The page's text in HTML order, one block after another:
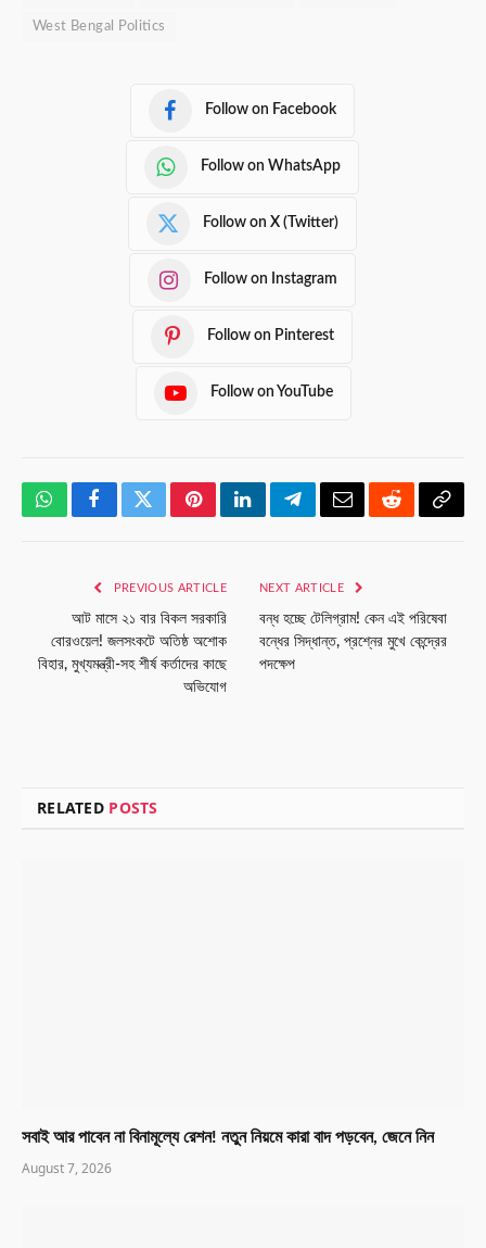
West Bengal Politics
Follow on Facebook
Follow on WhatsApp
Follow on X (Twitter)
Follow on Instagram
Follow on Pinterest
Follow on YouTube
WhatsAppFacebookTwitterPinterestLinkedInTelegramEmailRedditCopy
PREVIOUS ARTICLE
আট মাসে ২১ বার বিকল সরকারি
বোরওয়েল! জলসংকটে অতিষ্ঠ অশোক
বিহার, মুখ্যমন্ত্রী-সহ শীর্ষ কর্তাদের কাছে
অভিযোগ
NEXT ARTICLE
বন্ধ হচ্ছে টেলিগ্রাম! কেন এই পরিষেবা
বন্ধের সিদ্ধান্ত, প্রশ্নের মুখে কেন্দ্রের
পদক্ষেপ
RELATED POSTS
সবাই আর পাবেন না বিনামূল্যে রেশন! নতুন নিয়মে কারা বাদ পড়বেন, জেনে নিন
August 7, 2026